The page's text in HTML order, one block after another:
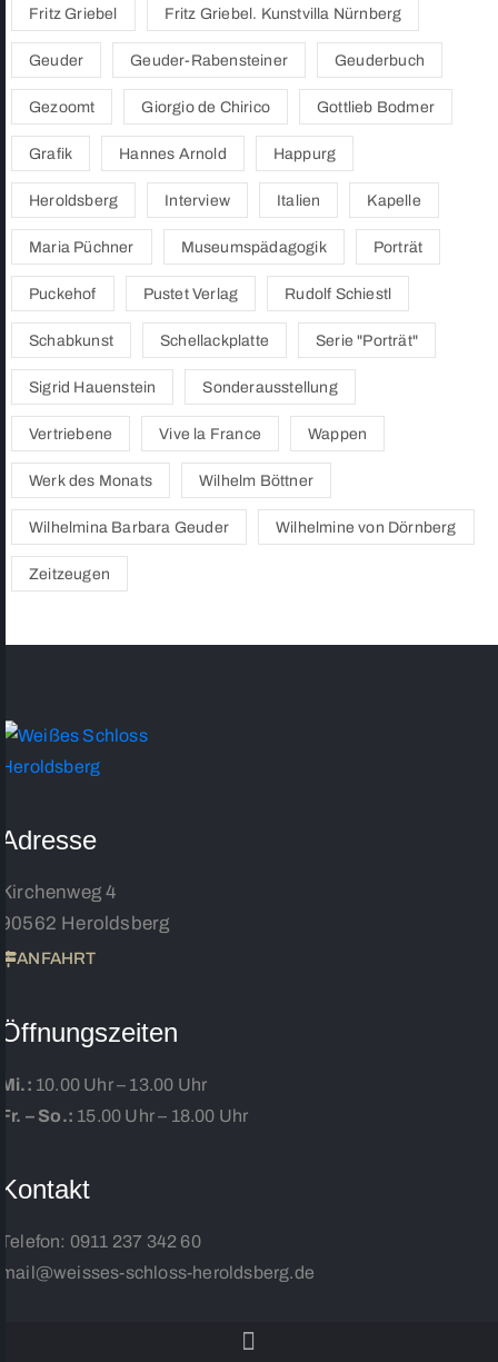
Fritz Griebel Fritz Griebel. Kunstvilla Nürnberg
Geuder Geuder-Rabensteiner Geuderbuch
Gezoomt Giorgio de Chirico Gottlieb Bodmer
Grafik Hannes Arnold Happurg
Heroldsberg Interview Italien Kapelle
Maria Püchner Museumspädagogik Porträt
Puckehof Pustet Verlag Rudolf Schiestl
Schabkunst Schellackplatte Serie "Porträt"
Sigrid Hauenstein Sonderausstellung
Vertriebene Vive la France Wappen
Werk des Monats Wilhelm Böttner
Wilhelmina Barbara Geuder Wilhelmine von Dörnberg
Zeitzeugen
Adresse
Kirchenweg 4
90562 Heroldsberg
ANFAHRT
Öffnungszeiten
Mi.: 10.00 Uhr – 13.00 Uhr
Fr. – So.: 15.00 Uhr – 18.00 Uhr
Kontakt
Telefon: 0911 237 342 60
mail@weisses-schloss-heroldsberg.de